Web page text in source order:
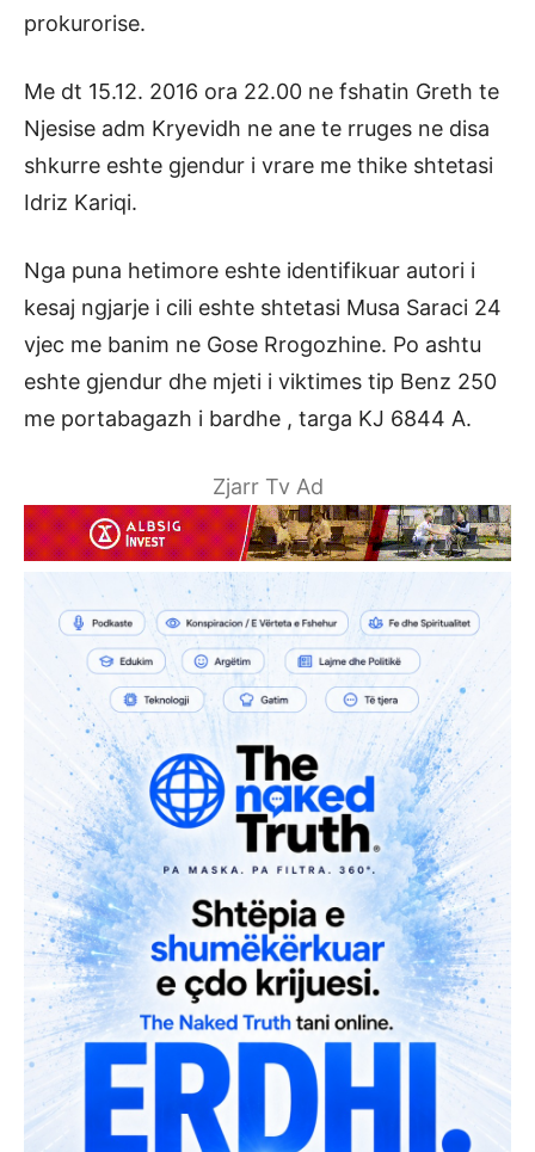
prokurorise.
Me dt 15.12. 2016 ora 22.00 ne fshatin Greth te
Njesise adm Kryevidh ne ane te rruges ne disa
shkurre eshte gjendur i vrare me thike shtetasi
Idriz Kariqi.
Nga puna hetimore eshte identifikuar autori i
kesaj ngjarje i cili eshte shtetasi Musa Saraci 24
vjec me banim ne Gose Rrogozhine. Po ashtu
eshte gjendur dhe mjeti i viktimes tip Benz 250
me portabagazh i bardhe , targa KJ 6844 A.
Zjarr Tv Ad